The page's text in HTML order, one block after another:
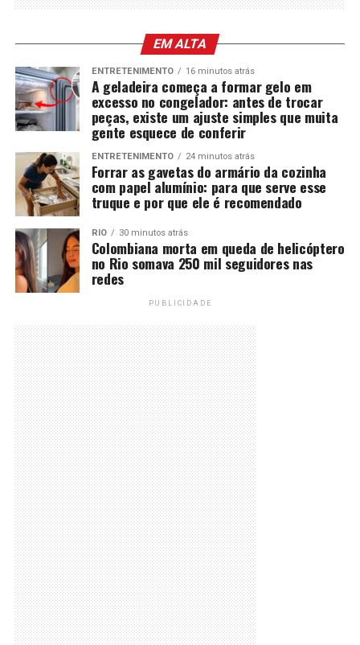
EM ALTA
ENTRETENIMENTO 16 minutos atrás
A geladeira começa a formar gelo em
excesso no congelador: antes de trocar
peças, existe um ajuste simples que muita
gente esquece de conferir
ENTRETENIMENTO 24 minutos atrás
Forrar as gavetas do armário da cozinha
com papel alumínio: para que serve esse
truque e por que ele é recomendado
RIO 30 minutos atrás
Colombiana morta em queda de helicóptero
no Rio somava 250 mil seguidores nas
redes
PUBLICIDADE